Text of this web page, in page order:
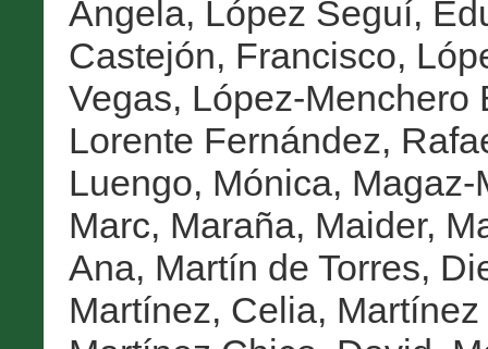
Angela, López Seguí,
Castejón, Francisco,
Vegas, López-Menchero
Lorente Fernández,
Luengo, Mónica, Magaz-
Marc, Maraña, Maider,
Ana, Martín de Torres,
Martínez, Celia,